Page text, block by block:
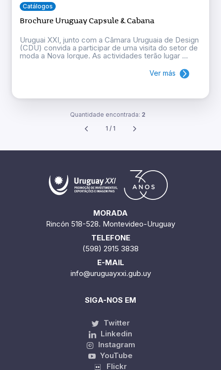
Catálogos
Brochure Uruguay Capsule & Cabana
Uruguai XXI, junto com a Câmara Uruguaia de Design
(CDU) convida a participar de uma visita do setor de
moda a Nova Iorque. As actividades terão lugar ...
Ver más
Quantidade encontrada: 2
1 / 1
MORADA
Rincón 518-528. Montevideo-Uruguay
TELEFONE
(598) 2915 3838
E-MAIL
info@uruguayxxi.gub.uy
SIGA-NOS EM
Twitter
Linkedin
Instagram
YouTube
Flickr